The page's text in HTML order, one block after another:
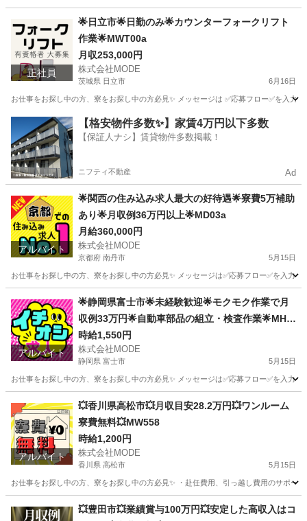
その他 未経験
正社員
🌟日立市🌟日勤のみ🌟カウンターフォークリフト
作業🌟MWT00a
月収253,000円
株式会社MODE
茨城県 日立市 6月16日
お仕事をお探し中の方、寮をお探し中の方必見✨ メッセージは ✅応募フロー✅を入
日立市 その他 未経験
【格安物件多数✨】家賃4万円以下多数
【保証人ナシ】賃貸物件多数掲載！
ニフティ不動産 Ad
アルバイト
🌟関西の住み込み求人最大の好待遇🌟寮費5万補助
あり🌟月収例36万円以上🌟MD03a
月給360,000円
株式会社MODE
京都府 南丹市 5月15日
お仕事をお探し中の方、寮をお探し中の方必見✨ メッセージは✅応募フロー✅を入力
軽作業 時給
アルバイト
🌟静岡県富士市🌟未経験歓迎🌟モクモク作業で月
収例33万円🌟自動車部品の組立・検査作業🌟MHh
si01
時給1,550円
株式会社MODE
静岡県 富士市 5月15日
お仕事をお探し中の方、寮をお探し中の方必見✨ メッセージは✅応募フロー✅を入力
軽作業 自動車部品
アルバイト
💥香川県高松市💥月収目安28.2万円💥ワンルーム
寮費無料💥MW558
時給1,200円
株式会社MODE
香川県 高松市 5月15日
お仕事をお探し中の方、寮をお探し中の方必見✨ ・赴任費用、引っ越し費用のサポ
軽作業 時給
💥豊田市💥業績賞与100万円💥安定した高収入はコ